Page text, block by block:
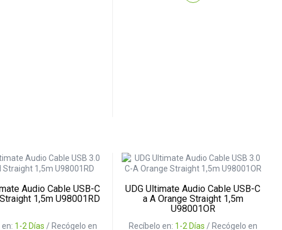
Audio Cable USB-C
1,5m U98001RD
en: 1-2 Días / Recógelo en
UDG Ultimate Audio Cable USB-C
a A Orange Straight 1,5m
U98001OR
Recíbelo en: 1-2 Días / Recógelo en